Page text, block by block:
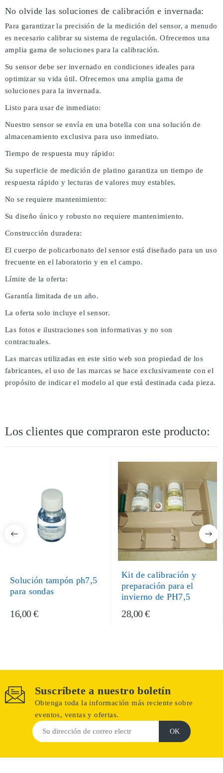
No olvide las soluciones de calibración e invernada:
Para garantizar la precisión de la medición del sensor, a menudo
es necesario calibrar su sistema de regulación. Ofrecemos una
amplia gama de soluciones para la calibración.
Su sensor debe ser invernado en condiciones ideales para
optimizar su vida útil. Ofrecemos una amplia gama de
soluciones para la invernada.
Listo para usar de inmediato:
Nuestro sensor se envía en una botella con una solución de
almacenamiento exclusiva para uso inmediato.
Tiempo de respuesta muy rápido:
Su superficie de medición de platino garantiza un tiempo de
respuesta rápido y lecturas de valores muy estables.
No se requiere mantenimiento:
Su diseño único y robusto no requiere mantenimiento.
Construcción duradera:
El cuerpo de policarbonato del sensor está diseñado para un uso
frecuente en el laboratorio y en el campo.
Límite de la oferta:
Garantía limitada de un año.
La oferta solo incluye el sensor.
Las fotos e ilustraciones son informativas y no son
contractuales.
Las marcas utilizadas en este sitio web son propiedad de los
fabricantes, el uso de las marcas se hace exclusivamente con el
propósito de indicar el modelo al que está destinada cada pieza.
Los clientes que compraron este producto:
Solución tampón ph7,5
para sondas
16,00 €
Kit de calibración y
preparación para el
invierno de PH7,5
28,00 €
Suscríbete a nuestro boletín
Obtenga toda la información más reciente sobre
eventos, ventas y ofertas.